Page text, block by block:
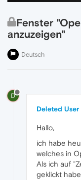
Fenster
anzuzeigen"
Deutsch
D
Deleted User
Hallo,
ich habe
welches in
Als ich auf
geklickt